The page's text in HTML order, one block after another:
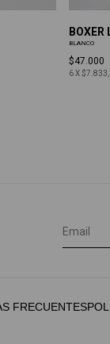
BOXER
BLANCO
$47.000
6X
FRECUENTES